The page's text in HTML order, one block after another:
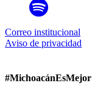
Correo institucional
Aviso de privacidad
#MichoacánEsMejor